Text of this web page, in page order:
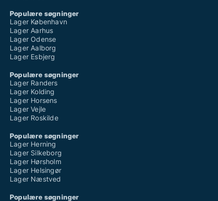
Populære søgninger
Lager København
Lager Aarhus
Lager Odense
Lager Aalborg
Lager Esbjerg
Populære søgninger
Lager Randers
Lager Kolding
Lager Horsens
Lager Vejle
Lager Roskilde
Populære søgninger
Lager Herning
Lager Silkeborg
Lager Hørsholm
Lager Helsingør
Lager Næstved
Populære søgninger